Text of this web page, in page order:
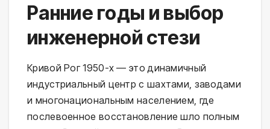
Ранние годы и выбор
инженерной стези
Кривой Рог 1950-х — это динамичный
индустриальный центр с шахтами, заводами
и многонациональным населением, где
послевоенное восстановление шло полным